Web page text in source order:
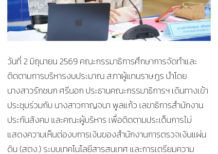
วันที่ 2 มิถุนายน 2569 คณะกรรมาธิการศึกษาการจัดทำและ
ติดตามการบริหารงบประมาณ สภาผู้แทนราษฎร นำโดย
นางสาวรักชนก ศรีนอก ประธานคณะกรรมาธิการฯ เดินทางเข้า
ประชุมร่วมกับ นางสาวกาญจนา พูลแก้ว เลขาธิการสำนักงาน
ประกันสังคม และคณะผู้บริหาร เพื่อติดตามประเด็นการไม่
แสดงความเห็นต่องบการเงินของสำนักงานการตรวจเงินแผ่น
ดิน (สตง.) ระบบเทคโนโลยีสารสนเทศ และการเตรียมความ